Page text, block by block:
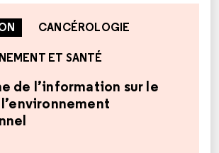
CANCÉROLOGIE
ET SANTÉ
de l’information sur le